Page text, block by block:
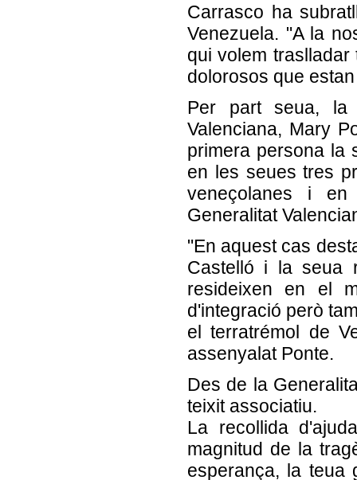
Carrasco ha
Venezuela. "A la
qui volem
dolorosos que
Per part seua, la
Valenciana, Mary
primera persona la
en les seues tres
veneçolanes i en
Generalitat
"En aquest cas
Castelló i la seua
resideixen en el
d'integració però
el terratrémol de
assenyalat Ponte.
Des de la
teixit associatiu.
La recollida
magnitud de la
esperança, la teua